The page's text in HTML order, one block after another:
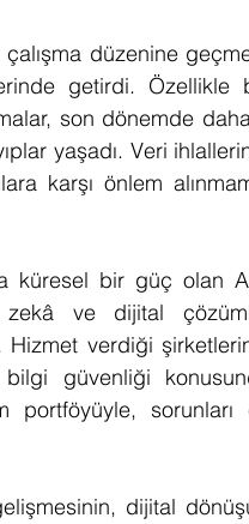
düzenine
getirdi. Özellikle
son dönemde
yaşadı. Veri
karşı önlem
küresel bir güç olan
ve dijital
verdiği
bilgi güvenliği
portföyüyle,
dijital